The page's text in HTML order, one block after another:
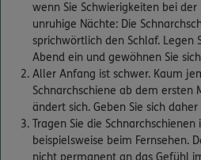
wenn Sie Schwierigkeiten bei
unruhige Nächte: Die
sprichwörtlich den Schlaf. Legen
Abend ein und gewöhnen Sie
Aller Anfang ist schwer. Kaum
Schnarchschiene ab dem ersten
ändert sich. Geben Sie sich daher
Tragen Sie die Schnarchschienen
beispielsweise beim Fernsehen.